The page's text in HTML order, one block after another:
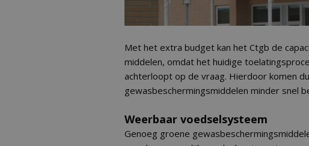
Met het extra budget kan het Ctgb de
middelen, omdat het huidige
achterloopt op de vraag. Hierdoor komen
gewasbeschermingsmiddelen minder snel
Weerbaar voedselsysteem
Genoeg groene